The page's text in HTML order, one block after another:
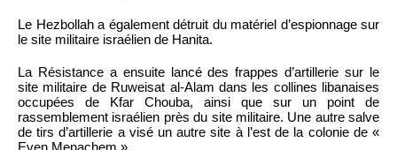
Le Hezbollah a également détruit du matériel d’espionnage sur
le site militaire israélien de Hanita.
La Résistance a ensuite lancé des frappes d’artillerie sur le
site militaire de Ruweisat al-Alam dans les collines libanaises
occupées de Kfar Chouba, ainsi que sur un point de
rassemblement israélien près du site militaire. Une autre salve
de tirs d’artillerie a visé un autre site à l’est de la colonie de «
Even Menachem ».